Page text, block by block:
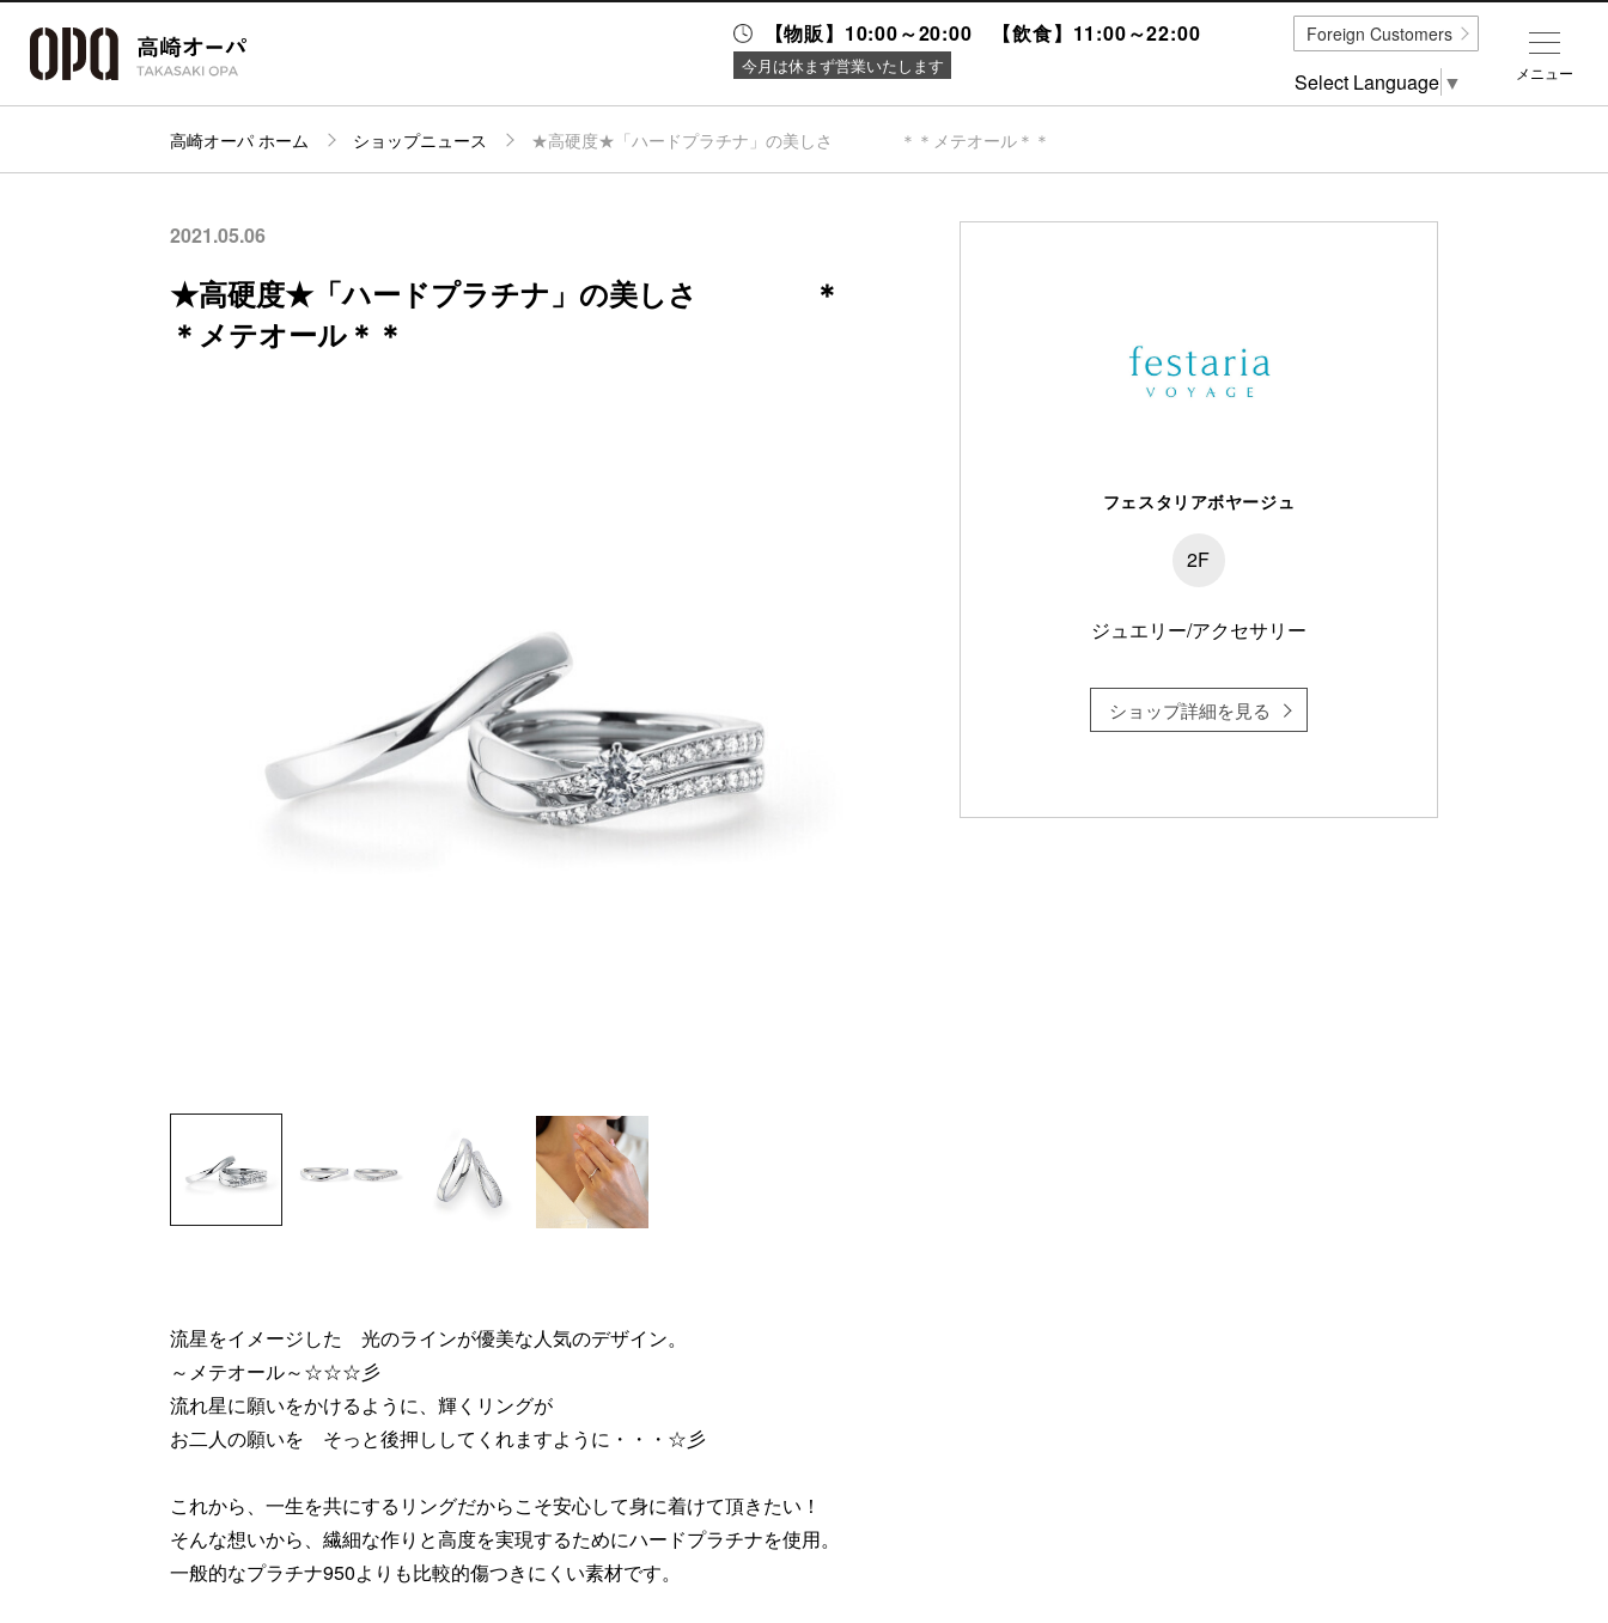
【物販】10:00～20:00 【飲食】11:00～22:00
今月は休まず営業いたします
パーキング
ニュース＆
イベント
高崎オーパ ホーム ショップニュース ★高硬度★「ハードプラチナ」の美しさ ＊＊メテオール＊＊
2021.05.06
★高硬度★「ハードプラチナ」の美しさ ＊
＊メテオール＊＊
流星をイメージした 光のラインが優美な人気のデザイン。
～メテオール～☆☆☆彡
流れ星に願いをかけるように、輝くリングが
お二人の願いを そっと後押ししてくれますように・・・☆彡
これから、一生を共にするリングだからこそ安心して身に着けて頂きたい！
そんな想いから、繊細な作りと高度を実現するためにハードプラチナを使用。
一般的なプラチナ950よりも比較的傷つきにくい素材です。
フェスタリアボヤージュ
2F
ジュエリー/アクセサリー
ショップ詳細を見る
メニュー
Foreign Customers
Select Language ▼